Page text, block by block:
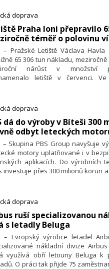
a odletovými směry vede
Prahy a Středočeského kra­je.
doprava
Praha loni přepravilo
téměř o polovinu
– Pražské Letiště Václava
65 306 tun nákladu,
nárůst v množství
letiště v červenci.
míra využívání letů s
letiště Jiří Hannich.
doprava
dá do výroby v Bíteši 300
odbyt leteckých
– Skupina PBS Group navyšuje
motory uplatňované i v
aplikacích. Do výrobních
investuje přes 300 milionů korun
Uvedl, že letos čeká skupinu
proudových motorů v
aktivit v Indii.
doprava
ruší specializovanou
s letadly Beluga
– Evropský výrobce letadel
nákladní divize
využívá obří letouny Beluga k
O práci tak přijde 75